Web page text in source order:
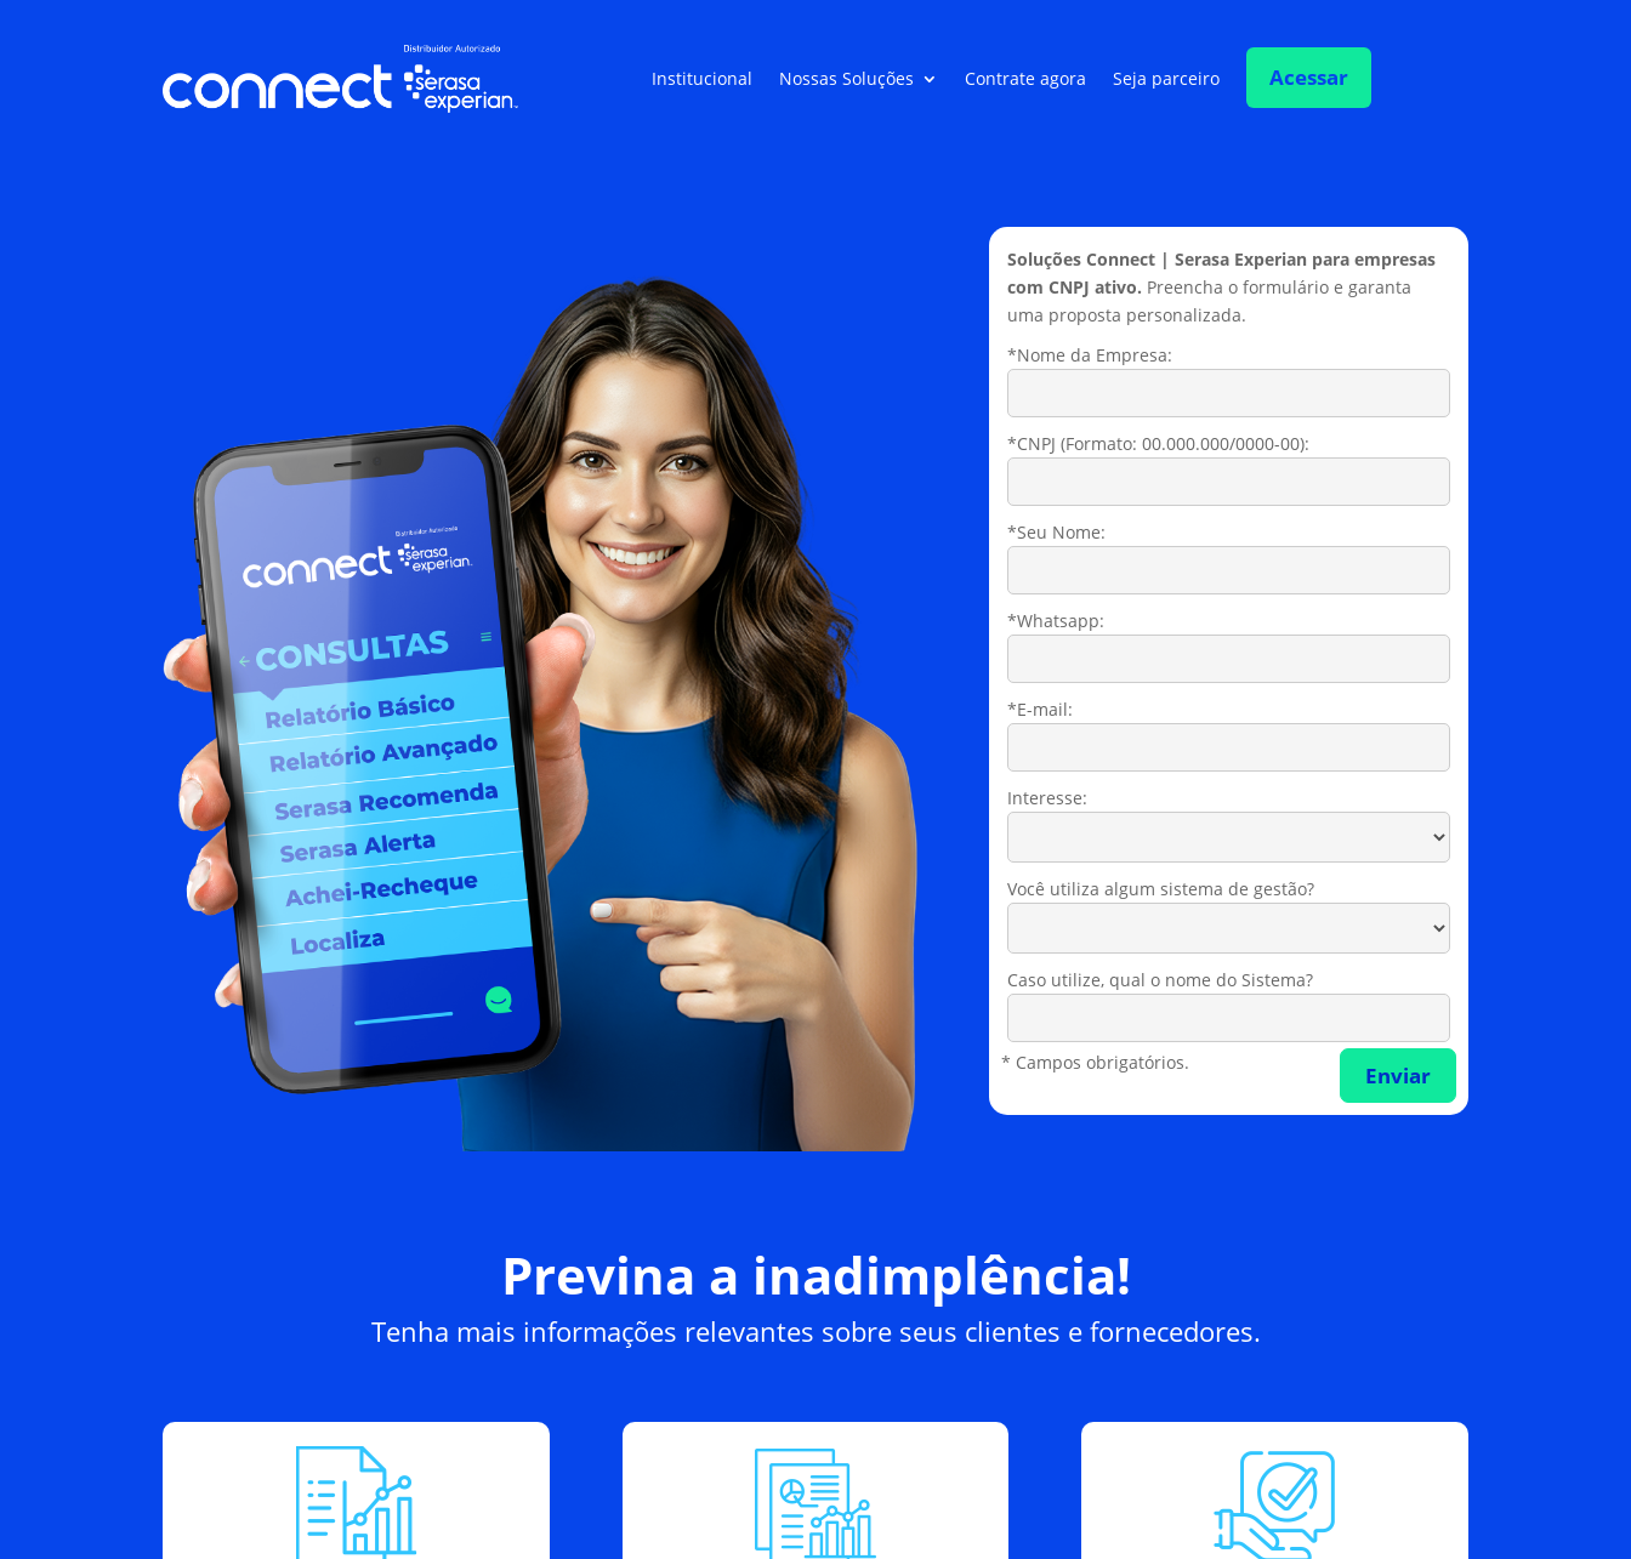
Institucional Nossas Soluções Contrate agora Seja parceiro Acessar
Soluções Connect | Serasa Experian para empresas
com CNPJ ativo. Preencha o formulário e garanta
uma proposta personalizada.
*Nome da Empresa:
*CNPJ (Formato: 00.000.000/0000-00):
*Seu Nome:
*Whatsapp:
*E-mail:
Interesse:
Você utiliza algum sistema de gestão?
Caso utilize, qual o nome do Sistema?
* Campos obrigatórios.
Previna a inadimplência!
Tenha mais informações relevantes sobre seus clientes e fornecedores.